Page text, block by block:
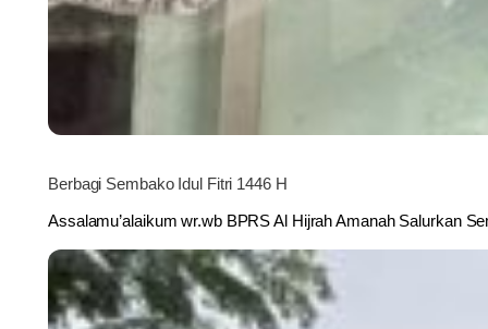
Berbagi Sembako Idul Fitri 1446 H
Assalamu’alaikum wr.wb BPRS Al Hijrah Amanah Salurkan